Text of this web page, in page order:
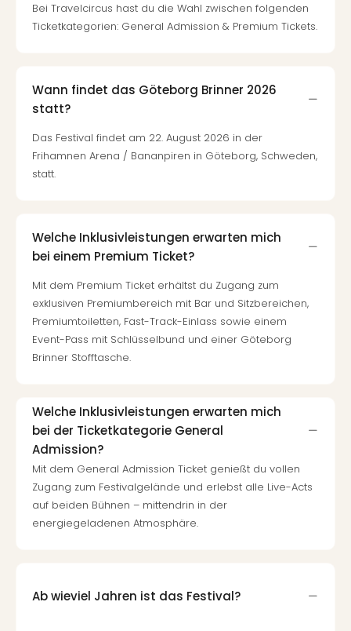
Bei Travelcircus hast du die Wahl zwischen folgenden
Ticketkategorien: General Admission & Premium Tickets.
Wann findet das Göteborg Brinner 2026
statt?
Das Festival findet am 22. August 2026 in der
Frihamnen Arena / Bananpiren in Göteborg, Schweden,
statt.
Welche Inklusivleistungen erwarten mich
bei einem Premium Ticket?
Mit dem Premium Ticket erhältst du Zugang zum
exklusiven Premiumbereich mit Bar und Sitzbereichen,
Premiumtoiletten, Fast-Track-Einlass sowie einem
Event-Pass mit Schlüsselbund und einer Göteborg
Brinner Stofftasche.
Welche Inklusivleistungen erwarten mich
bei der Ticketkategorie General
Admission?
Mit dem General Admission Ticket genießt du vollen
Zugang zum Festivalgelände und erlebst alle Live-Acts
auf beiden Bühnen – mittendrin in der
energiegeladenen Atmosphäre.
Ab wieviel Jahren ist das Festival?